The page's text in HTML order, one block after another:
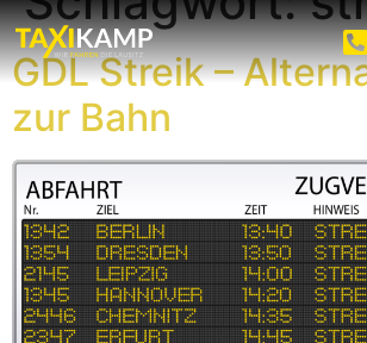
GDL Streik –
zur Bahn